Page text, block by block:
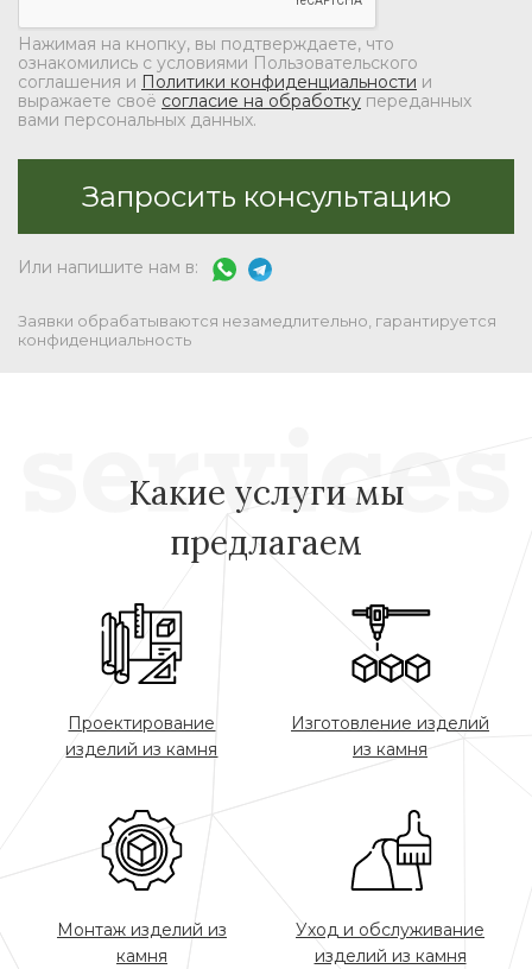
Нажимая на кнопку, вы подтверждаете, что
ознакомились с условиями Пользовательского
соглашения и Политики конфиденциальности и
выражаете своё согласие на обработкупереданных
вами персональных данных.
Или напишите нам в:
Заявки обрабатываются незамедлительно, гарантируется
конфиденциальность
Какие услуги мы
предлагаем
Проектирование
изделий из камня
Изготовление изделий
из камня
Монтаж изделий из
камня
Уход и обслуживание
изделий из камня